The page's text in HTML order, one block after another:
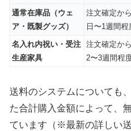
通常在庫品（ウェ
ア・既製グッズ）
注文確定か
日〜1週間程
名入れ内祝い・受注
生産家具
注文確定か
2〜3週間程
送料のシステムについても
た合計購入金額によって、
ています（※最新の詳しい